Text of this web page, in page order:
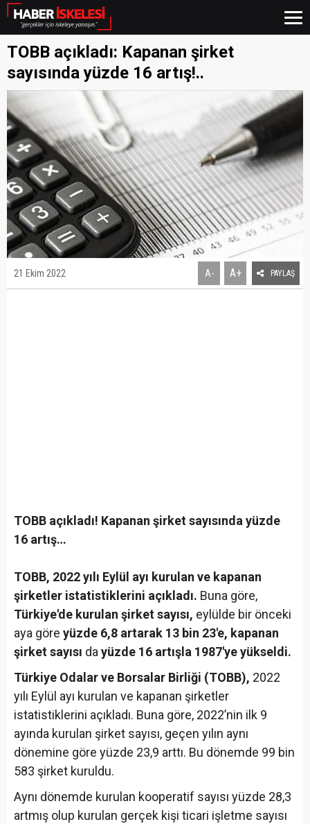
TOBB açıkladı: Kapanan şirket
sayısında yüzde 16 artış!..
21 Ekim 2022 A- A+ PAYLAŞ
TOBB açıkladı! Kapanan şirket sayısında yüzde
16 artış…
TOBB, 2022 yılı Eylül ayı kurulan ve kapanan
şirketler istatistiklerini açıkladı. Buna göre,
Türkiye'de kurulan şirket sayısı, eylülde bir önceki
aya göre yüzde 6,8 artarak 13 bin 23'e, kapanan
şirket sayısı da yüzde 16 artışla 1987'ye yükseldi.
Türkiye Odalar ve Borsalar Birliği (TOBB), 2022
yılı Eylül ayı kurulan ve kapanan şirketler
istatistiklerini açıkladı. Buna göre, 2022’nin ilk 9
ayında kurulan şirket sayısı, geçen yılın aynı
dönemine göre yüzde 23,9 arttı. Bu dönemde 99 bin
583 şirket kuruldu.
Aynı dönemde kurulan kooperatif sayısı yüzde 28,3
artmış olup kurulan gerçek kişi ticari işletme sayısı